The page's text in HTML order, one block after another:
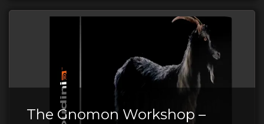
The Gnomon Workshop –